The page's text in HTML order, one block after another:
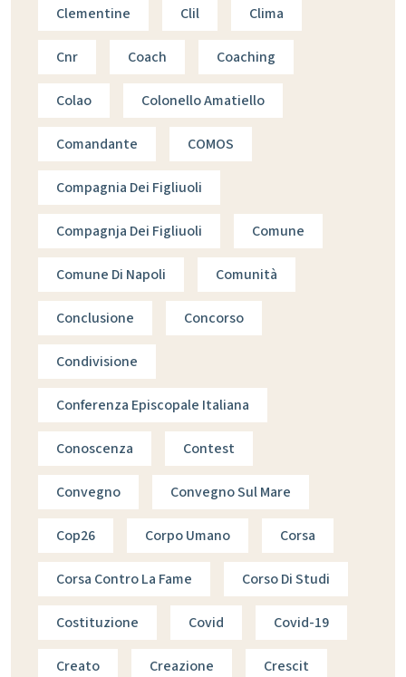
Clementine Clil Clima
Cnr Coach Coaching
Colao Colonello Amatiello
Comandante COMOS
Compagnia Dei Figliuoli
Compagnja Dei Figliuoli Comune
Comune Di Napoli Comunità
Conclusione Concorso
Condivisione
Conferenza Episcopale Italiana
Conoscenza Contest
Convegno Convegno Sul Mare
Cop26 Corpo Umano Corsa
Corsa Contro La Fame Corso Di Studi
Costituzione Covid Covid-19
Creato Creazione Crescit